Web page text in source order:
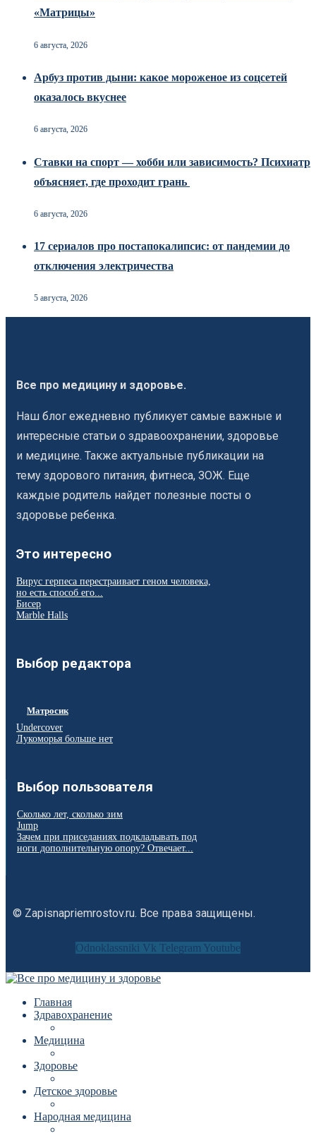
«Матрицы»
6 августа, 2026
Арбуз против дыни: какое мороженое из соцсетей
оказалось вкуснее
6 августа, 2026
Ставки на спорт — хобби или зависимость? Психиатр
объясняет, где проходит грань
6 августа, 2026
17 сериалов про постапокалипсис: от пандемии до
отключения электричества
5 августа, 2026
Все про медицину и здоровье.
Наш блог ежедневно публикует самые важные и
интересные статьи о здравоохранении, здоровье
и медицине. Также актуальные публикации на
тему здорового питания, фитнеса, ЗОЖ. Еще
каждые родитель найдет полезные посты о
здоровье ребенка.
Это интересно
Вирус герпеса перестраивает геном человека,
но есть способ его...
Бисер
Marble Halls
Выбор редактора
Матросик
Undercover
Лукоморья больше нет
Выбор пользователя
Сколько лет, сколько зим
Jump
Зачем при приседаниях подкладывать под
ноги дополнительную опору? Отвечает...
© Zapisnapriemrostov.ru. Все права защищены.
Odnoklassniki Vk Telegram Youtube
Главная
Здравохранение
Медицина
Здоровье
Детское здоровье
Народная медицина